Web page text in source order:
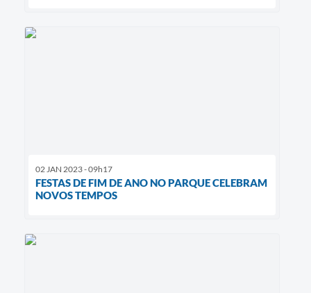
02 JAN 2023 - 09h17
FESTAS DE FIM DE ANO NO PARQUE CELEBRAM
NOVOS TEMPOS